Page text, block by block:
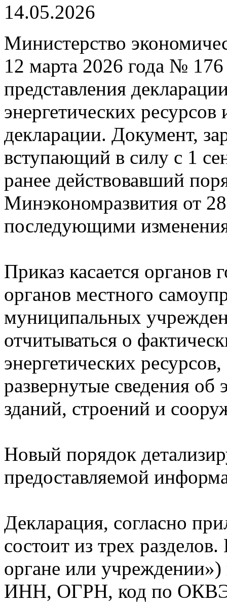
14.05.2026
Министерство
12 марта 2026 года №
представления
энергетических
декларации. Документ,
вступающий в силу с 1
ранее действовавший
Минэкономразвития от
последующими
Приказ касается органов
органов местного
муниципальных
отчитываться о
энергетических
развернутые сведения об
зданий, строений и
Новый порядок
предоставляемой
Декларация, согласно
состоит из трех
органе или
ИНН, ОГРН, код по